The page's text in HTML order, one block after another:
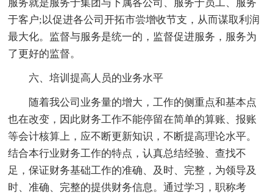
服务就是服务于集团与下属各公司、服务于员工、服务
于客户;以促进各公司开拓市尝增收节支，从而谋取利润
最大化。监督与服务是统一的，监督促进服务，服务为
了更好的监督。
六、培训提高人员的业务水平
随着我公司业务量的增大，工作的侧重点和基本点
也在改变，因此财务工作不能停留在简单的算账、报账
等会计核算上，应不断更新知识，不断提高理论水平。
结合本行业财务工作的特点，认真总结经验、查找不
足，保证财务基础工作的准确、及时、完整，为领导及
时、准确、完整的提供财务信息。通过学习，职称考